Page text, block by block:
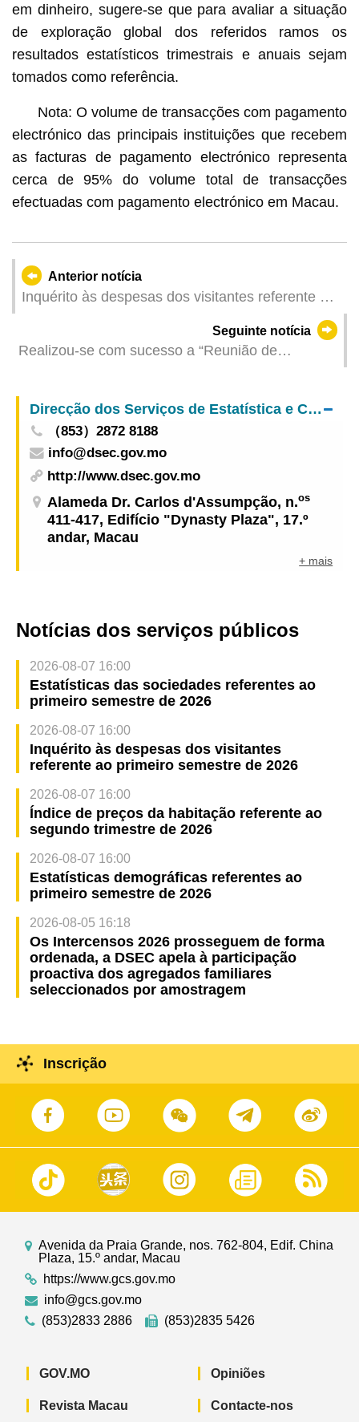
em dinheiro, sugere-se que para avaliar a situação
de exploração global dos referidos ramos os
resultados estatísticos trimestrais e anuais sejam
tomados como referência.
Nota: O volume de transacções com pagamento
electrónico das principais instituições que recebem
as facturas de pagamento electrónico representa
cerca de 95% do volume total de transacções
efectuadas com pagamento electrónico em Macau.
Anterior notícia
Inquérito às despesas dos visitantes referente ao
Seguinte notícia
Realizou-se com sucesso a “Reunião de
papel de guardião da vida, prestando carinho às
pessoas ao nosso redor”
Direcção dos Serviços de Estatística e Censos
（853）2872 8188
info@dsec.gov.mo
http://www.dsec.gov.mo
Alameda Dr. Carlos d'Assumpção, n.os
411-417, Edifício "Dynasty Plaza", 17.º
andar, Macau
+ mais
Notícias dos serviços públicos
2026-08-07 16:00
Estatísticas das sociedades referentes ao
primeiro semestre de 2026
2026-08-07 16:00
Inquérito às despesas dos visitantes
referente ao primeiro semestre de 2026
2026-08-07 16:00
Índice de preços da habitação referente ao
segundo trimestre de 2026
2026-08-07 16:00
Estatísticas demográficas referentes ao
primeiro semestre de 2026
2026-08-05 16:18
Os Intercensos 2026 prosseguem de forma
ordenada, a DSEC apela à participação
proactiva dos agregados familiares
seleccionados por amostragem
Inscrição
Avenida da Praia Grande, nos. 762-804, Edif. China
Plaza, 15.º andar, Macau
https://www.gcs.gov.mo
info@gcs.gov.mo
(853)2833 2886
(853)2835 5426
GOV.MO
Revista Macau
Opiniões
Contacte-nos